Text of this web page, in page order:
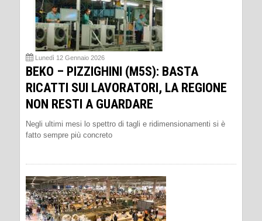
Lunedì 12 Gennaio 2026
BEKO – PIZZIGHINI (M5S): BASTA
RICATTI SUI LAVORATORI, LA REGIONE
NON RESTI A GUARDARE
Negli ultimi mesi lo spettro di tagli e ridimensionamenti si è
fatto sempre più concreto